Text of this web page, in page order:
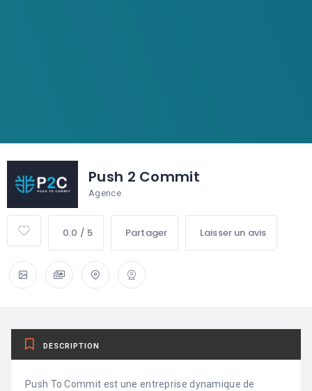
Push 2 Commit
Agence
0.0 / 5 Partager Laisser un avis
DESCRIPTION
Push To Commit est une entreprise dynamique de